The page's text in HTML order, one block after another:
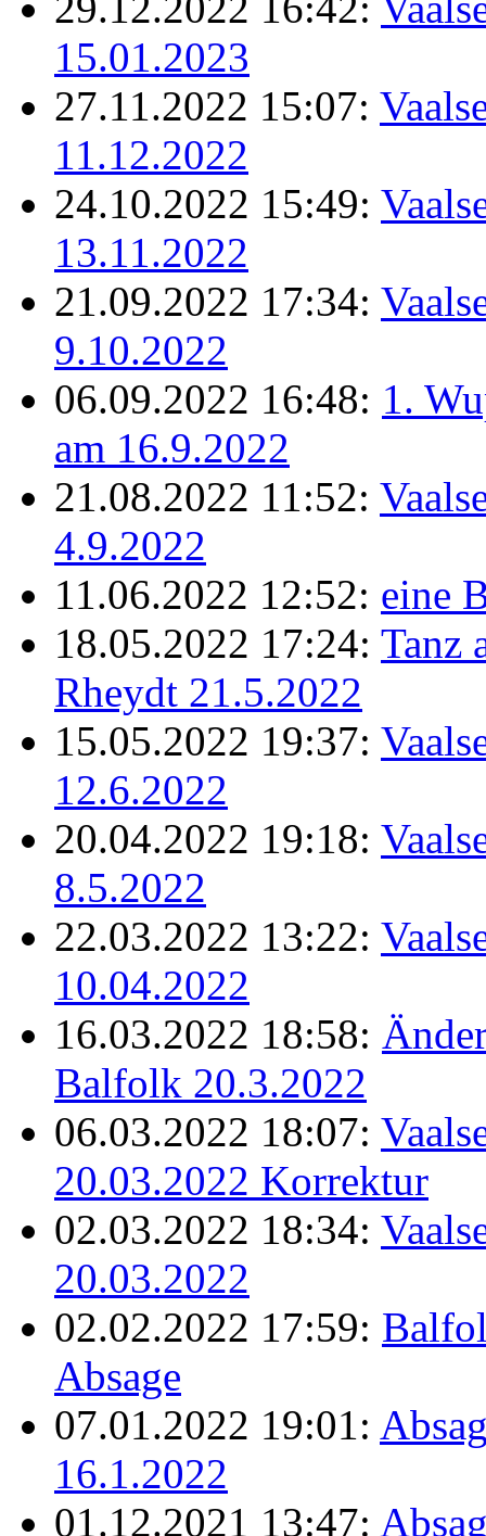
15.01.2023
27.11.2022 15:07:
11.12.2022
24.10.2022 15:49:
13.11.2022
21.09.2022 17:34:
9.10.2022
06.09.2022 16:48: 1.
am 16.9.2022
21.08.2022 11:52:
4.9.2022
11.06.2022 12:52: eine
18.05.2022 17:24: Tanz
Rheydt 21.5.2022
15.05.2022 19:37:
12.6.2022
20.04.2022 19:18:
8.5.2022
22.03.2022 13:22:
10.04.2022
16.03.2022 18:58:
Balfolk 20.3.2022
06.03.2022 18:07:
20.03.2022 Korrektur
02.03.2022 18:34:
20.03.2022
02.02.2022 17:59:
Absage
07.01.2022 19:01:
16.1.2022
01.12.2021 13:47: